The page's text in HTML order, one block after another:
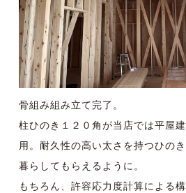
骨組み組み立て完了。
柱ひのき１２０角が当店では平屋
用。耐久性の高い太さを持つひの
暮らしてもらえるように。
もちろん、 許容応力度計算による